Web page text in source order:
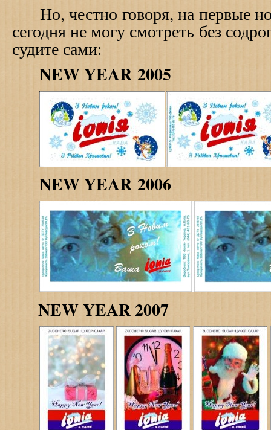
Но, честно говоря, на первые
сегодня не могу смотреть без
судите сами:
NEW YEAR 2005
NEW YEAR 2006
NEW YEAR 2007